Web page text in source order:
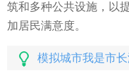
筑和多种公共设施，以
加居民满意度。
模拟城市我是市